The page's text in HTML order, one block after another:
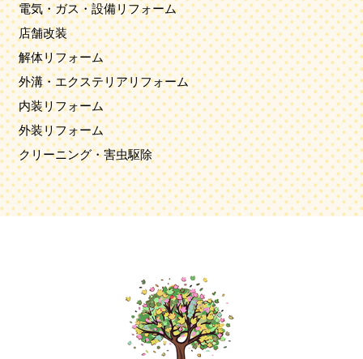
電気・ガス・設備リフォーム
店舗改装
解体リフォーム
外溝・エクステリアリフォーム
内装リフォーム
外装リフォーム
クリーニング・害虫駆除